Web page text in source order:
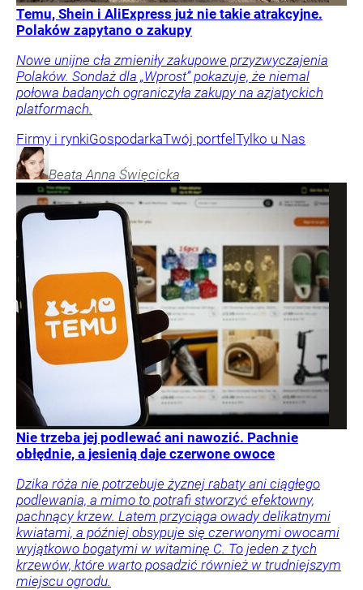
Temu, Shein i AliExpress już nie takie atrakcyjne.
Polaków zapytano o zakupy
Nowe unijne cła zmieniły zakupowe przyzwyczajenia
Polaków. Sondaż dla „Wprost” pokazuje, że niemal
połowa badanych ograniczyła zakupy na azjatyckich
platformach.
Firmy i rynkiGospodarkaTwój portfelTylko u Nas
Beata Anna Święcicka
Nie trzeba jej podlewać ani nawozić. Pachnie
obłędnie, a jesienią daje czerwone owoce
Dzika róża nie potrzebuje żyznej rabaty ani ciągłego
podlewania, a mimo to potrafi stworzyć efektowny,
pachnący krzew. Latem przyciąga owady delikatnymi
kwiatami, a później obsypuje się czerwonymi owocami
wyjątkowo bogatymi w witaminę C. To jeden z tych
krzewów, które warto posadzić również w trudniejszym
miejscu ogrodu.